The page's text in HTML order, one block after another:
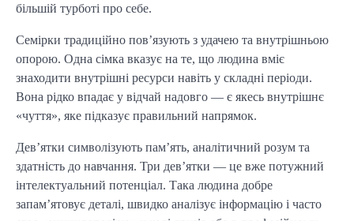
більшій турботі про себе.
Семірки традиційно пов’язують з удачею та внутрішньою
опорою. Одна сімка вказує на те, що людина вміє
знаходити внутрішні ресурси навіть у складні періоди.
Вона рідко впадає у відчай надовго — є якесь внутрішнє
«чуття», яке підказує правильний напрямок.
Дев’ятки символізують пам’ять, аналітичний розум та
здатність до навчання. Три дев’ятки — це вже потужний
інтелектуальний потенціал. Така людина добре
запам’ятовує деталі, швидко аналізує інформацію і часто